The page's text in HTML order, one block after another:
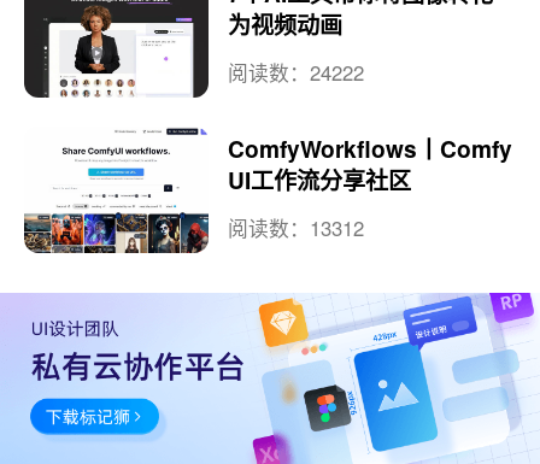
为视频动画
阅读数：24222
ComfyWorkflows丨Comfy
UI工作流分享社区
阅读数：13312